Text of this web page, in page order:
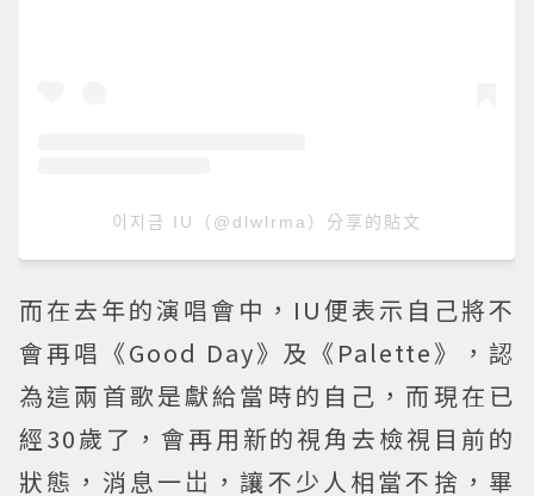
이지금 IU（@dlwlrma）分享的貼文
而在去年的演唱會中，IU便表示自己將不
會再唱《Good Day》及《Palette》，認
為這兩首歌是獻給當時的自己，而現在已
經30歲了，會再用新的視角去檢視目前的
狀態，消息一岀，讓不少人相當不捨，畢